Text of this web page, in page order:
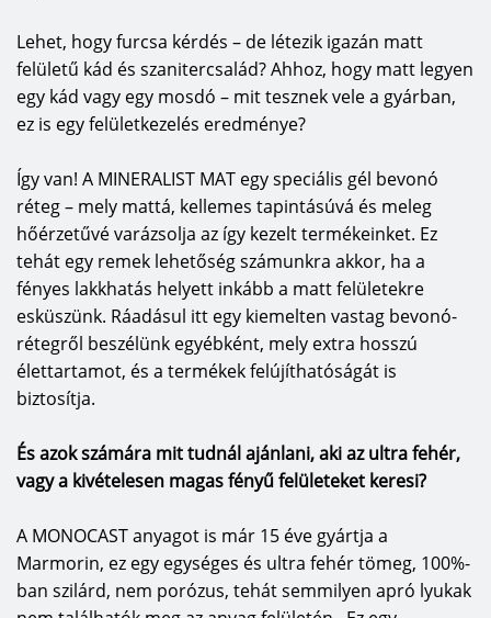
Lehet, hogy furcsa kérdés – de létezik igazán matt
felületű kád és szanitercsalád? Ahhoz, hogy matt legyen
egy kád vagy egy mosdó – mit tesznek vele a gyárban,
ez is egy felületkezelés eredménye?
Így van! A MINERALIST MAT egy speciális gél bevonó
réteg – mely mattá, kellemes tapintásúvá és meleg
hőérzetűvé varázsolja az így kezelt termékeinket. Ez
tehát egy remek lehetőség számunkra akkor, ha a
fényes lakkhatás helyett inkább a matt felületekre
esküszünk. Ráadásul itt egy kiemelten vastag bevonó-
rétegről beszélünk egyébként, mely extra hosszú
élettartamot, és a termékek felújíthatóságát is
biztosítja.
És azok számára mit tudnál ajánlani, aki az ultra fehér,
vagy a kivételesen magas fényű felületeket keresi?
A MONOCAST anyagot is már 15 éve gyártja a
Marmorin, ez egy egységes és ultra fehér tömeg, 100%-
ban szilárd, nem porózus, tehát semmilyen apró lyukak